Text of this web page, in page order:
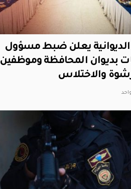
يعلن ضبط مسؤول
بديوان المحافظة وموظفين
والاختلاس